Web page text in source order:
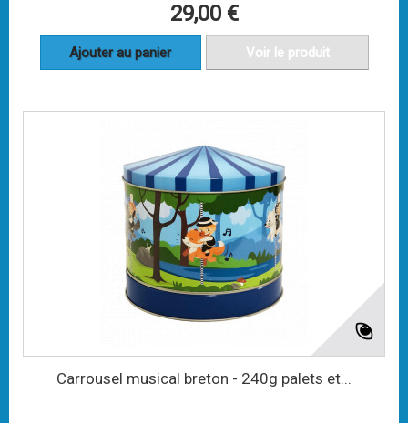
29,00 €
Ajouter au panier Voir le produit
Carrousel musical breton - 240g palets et...